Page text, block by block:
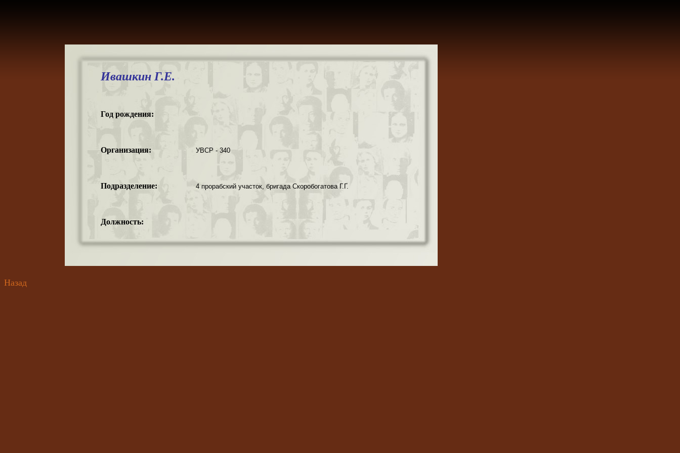
Ивашкин Г.Е.
Год рождения:
Организация: УВСР - 340
Подразделение: 4 прорабский участок, бригада Скоробогатова Г.Г.
Должность:
Назад